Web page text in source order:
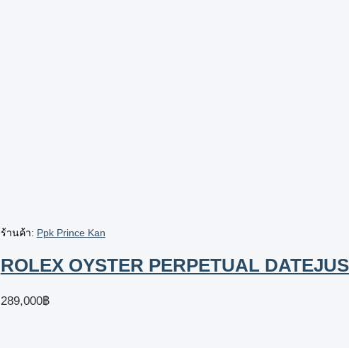
ร้านค้า: Ppk Prince Kan
ROLEX OYSTER PERPETUAL
289,000฿